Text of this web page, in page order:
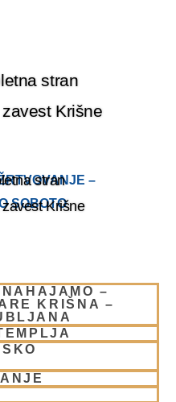
stran
Krišne
stran
Krišne
–
KRIŠNA –
–
SOBOTO
–
JAGJA –